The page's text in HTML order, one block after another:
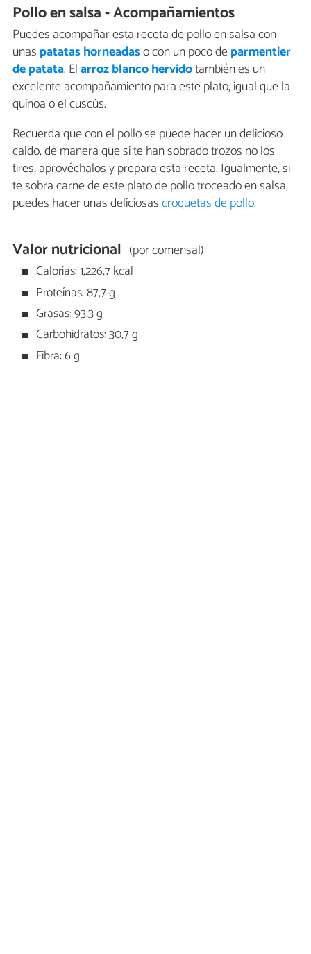
Pollo en salsa - Acompañamientos
Puedes acompañar esta receta de pollo en salsa con
unas patatas horneadaso con un poco deparmentier
de patata. Elarroz blanco hervidotambién es un
excelente acompañamiento para este plato, igual que la
quinoa o el cuscús.
Recuerda que con el pollo se puede hacer un delicioso
caldo, de manera que si te han sobrado trozos no los
tires, aprovéchalos y prepara esta receta. Igualmente, si
te sobra carne de este plato de pollo troceado en salsa,
puedes hacer unas deliciosascroquetas de pollo.
Valor nutricional (por comensal)
Calorías: 1,226,7 kcal
Proteínas: 87,7 g
Grasas: 93,3 g
Carbohidratos: 30,7 g
Fibra: 6 g